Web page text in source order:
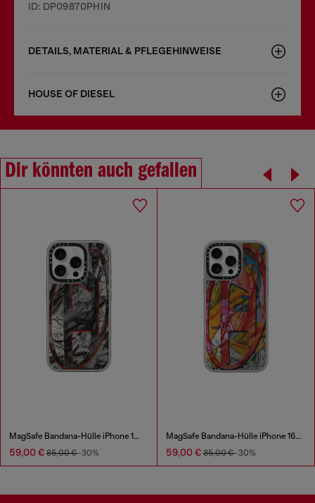
ID: DP09870PHIN
DETAILS, MATERIAL & PFLEGEHINWEISE
HOUSE OF DIESEL
Dir könnten auch gefallen
MagSafe Bandana-Hülle iPhone 16 Pro
59,00 € 85,00 €-30%
MagSafe Bandana-Hülle iPhone 16 Pro Max
59,00 € 85,00 €-30%